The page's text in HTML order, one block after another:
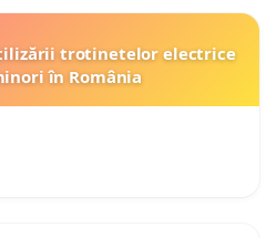
trotinetelor electrice
în România